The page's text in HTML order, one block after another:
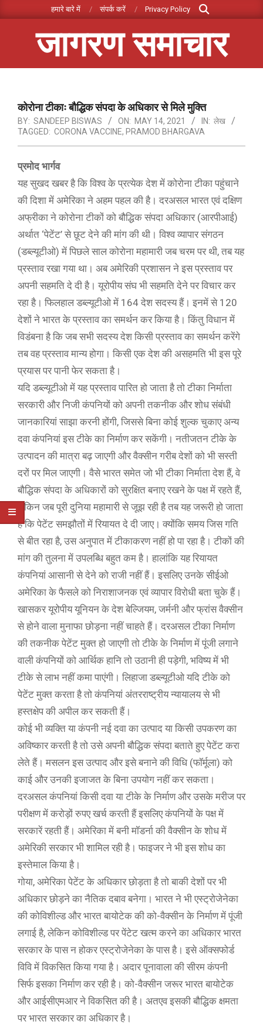
to
हमारे बारे में संपर्क करें Privacy Policy
Search
जागरण समाचार
Menuकोरोना टीकाः बौद्धिक संपदा के अधिकार से मिले मुक्ति
BY: SANDEEP BISWAS ON: MAY 14, 2021 IN: लेख
TAGGED: CORONA VACCINE, PRAMOD BHARGAVA
प्रमोद भार्गव
यह सुखद खबर है कि विश्व के प्रत्येक देश में कोरोना टीका पहुंचाने
की दिशा में अमेरिका ने अहम पहल की है। दरअसल भारत एवं दक्षिण
अफ्रीका ने कोरोना टीकों को बौद्धिक संपदा अधिकार (आरपीआई)
अर्थात ‘पेटेंट’ से छूट देने की मांग की थी। विश्व व्यापार संगठन
(डब्ल्यूटीओ) में पिछले साल कोरोना महामारी जब चरम पर थी, तब यह
प्रस्ताव रखा गया था। अब अमेरिकी प्रशासन ने इस प्रस्ताव पर
अपनी सहमति दे दी है। यूरोपीय संघ भी सहमति देने पर विचार कर
रहा है। फिलहाल डब्ल्यूटीओ में 164 देश सदस्य हैं। इनमें से 120
देशों ने भारत के प्रस्ताव का समर्थन कर किया है। किंतु विधान में
विडंबना है कि जब सभी सदस्य देश किसी प्रस्ताव का समर्थन करेंगे
तब वह प्रस्ताव मान्य होगा। किसी एक देश की असहमति भी इस पूरे
प्रयास पर पानी फेर सकता है।
यदि डब्ल्यूटीओ में यह प्रस्ताव पारित हो जाता है तो टीका निर्माता
सरकारी और निजी कंपनियों को अपनी तकनीक और शोध संबंधी
जानकारियां साझा करनी होंगी, जिससे बिना कोई शुल्क चुकाए अन्य
दवा कंपनियां इस टीके का निर्माण कर सकेंगी। नतीजतन टीके के
उत्पादन की मात्रा बढ़ जाएगी और वैक्सीन गरीब देशों को भी सस्ती
दरों पर मिल जाएगी। वैसे भारत समेत जो भी टीका निर्माता देश हैं, वे
बौद्धिक संपदा के अधिकारों को सुरक्षित बनाए रखने के पक्ष में रहते हैं,
लेकिन जब पूरी दुनिया महामारी से जूझ रही है तब यह जरूरी हो जाता
है कि पेटेंट समझौतों में रियायत दे दी जाए। क्योंकि समय जिस गति
से बीत रहा है, उस अनुपात में टीकाकरण नहीं हो पा रहा है। टीकों की
मांग की तुलना में उपलब्धि बहुत कम है। हालांकि यह रियायत
कंपनियां आसानी से देने को राजी नहीं हैं। इसलिए उनके सीईओ
अमेरिका के फैसले को निराशाजनक एवं व्यापार विरोधी बता चुके हैं।
खासकर यूरोपीय यूनियन के देश बेल्जियम, जर्मनी और फ्रांस वैक्सीन
से होने वाला मुनाफा छोड़ना नहीं चाहते हैं। दरअसल टीका निर्माण
की तकनीक पेटेंट मुक्त हो जाएगी तो टीके के निर्माण में पूंजी लगाने
वाली कंपनियों को आर्थिक हानि तो उठानी ही पड़ेगी, भविष्य में भी
टीके से लाभ नहीं कमा पाएंगी। लिहाजा डब्ल्यूटीओ यदि टीके को
पेटेंट मुक्त करता है तो कंपनियां अंतरराष्ट्रीय न्यायालय से भी
हस्तक्षेप की अपील कर सकती हैं।
कोई भी व्यक्ति या कंपनी नई दवा का उत्पाद या किसी उपकरण का
अविष्कार करती है तो उसे अपनी बौद्धिक संपदा बताते हुए पेटेंट करा
लेते हैं। मसलन इस उत्पाद और इसे बनाने की विधि (फॉर्मूला) को
काई और उनकी इजाजत के बिना उपयोग नहीं कर सकता।
दरअसल कंपनियां किसी दवा या टीके के निर्माण और उसके मरीज पर
परीक्षण में करोड़ों रुपए खर्च करती हैं इसलिए कंपनियों के पक्ष में
सरकारें रहती हैं। अमेरिका में बनी मॉडर्ना की वैक्सीन के शोध में
अमेरिकी सरकार भी शामिल रही है। फाइजर ने भी इस शोध का
इस्तेमाल किया है।
गोया, अमेरिका पेटेंट के अधिकार छोड़ता है तो बाकी देशों पर भी
अधिकार छोड़ने का नैतिक दबाव बनेगा। भारत ने भी एस्ट्रोजेनेका
की कोविशील्ड और भारत बायोटेक की को-वैक्सीन के निर्माण में पूंजी
लगाई है, लेकिन कोविशील्ड पर पेंटेट खत्म करने का अधिकार भारत
सरकार के पास न होकर एस्ट्रोजेनेका के पास है। इसे ऑक्सफोर्ड
विवि में विकसित किया गया है। अदार पूनावाला की सीरम कंपनी
सिर्फ इसका निर्माण कर रही है। को-वैक्सीन जरूर भारत बायोटेक
और आईसीएमआर ने विकसित की है। अतएव इसकी बौद्धिक क्षमता
पर भारत सरकार का अधिकार है।